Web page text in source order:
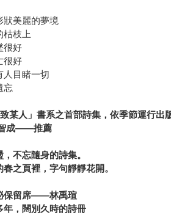
狀美麗的夢境
枯枝上
很好
很好
人目睹一切
忘
致某人」書系之首部詩集，依季節運行
成——推薦
不忘隨身的詩集。
之頁裡，字句靜靜花開。
保留席——林禹瑄
年，闊別久時的詩冊